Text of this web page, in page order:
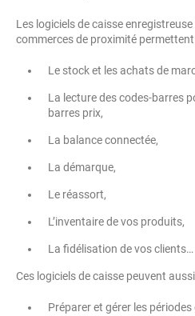
Les logiciels de caisse
commerces de proximité permettent
Le stock et les achats de
La lecture des codes-barres
barres prix,
La balance connectée,
La démarque,
Le réassort,
L’inventaire de vos produits,
La fidélisation de vos clients…
Ces logiciels de caisse peuvent
Préparer et gérer les périodes